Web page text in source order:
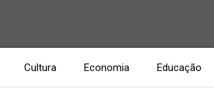
Cultura Economia Educação